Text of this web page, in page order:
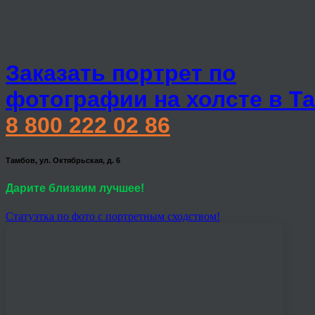
Заказать портрет по
фотографии на холсте в
8 800 222 02 86
Тамбов, ул. Октябрьская, д. 6
Дарите близким лучшее!
Статуэтка по фото с портретным сходством!